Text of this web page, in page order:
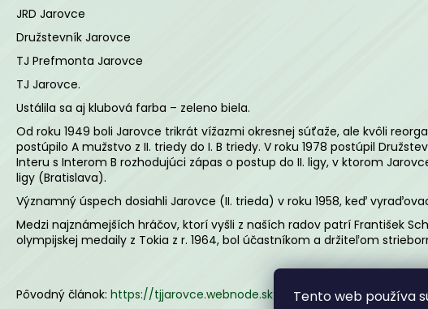
Tento web používa
JRD Jarovce
Družstevník Jarovce
TJ Prefmonta Jarovce
TJ Jarovce.
Ustálila sa aj klubová farba – zeleno biela.
Od roku 1949 boli Jarovce trikrát vížazmi okresnej súťaže, ale kvôli
postúpilo A mužstvo z II. triedy do I. B triedy. V roku 1978 postúpil
Interu s Interom B rozhodujúci zápas o postup do II. ligy, v ktorom
ligy (Bratislava).
Významný úspech dosiahli Jarovce (II. trieda) v roku 1958, keď
Medzi najznámejších hráčov, ktorí vyšli z naších radov patrí František
olympijskej medaily z Tokia z r. 1964, bol účastníkom a držiteľom
Pôvodný článok: https://tjjarovce.webnode.sk/historia/